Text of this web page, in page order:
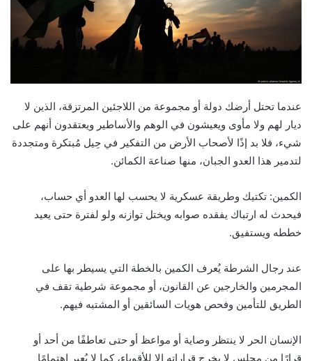
عندما تحتل أرضك دولة أو مجموعة من اللاجئين المرتزقة، الذين لا
ديار لهم ولا مأوى ويعيشون في الوهم والأساطير ويعتقدون أنهم على
شيء، فلا بد إذًا لأصحاب الأرض من التفكير في حِيل مُبتكرة ومتجددة
لتدمير هذا العدو الجبان، منها صناعة الكمائن.
الكمين: تكتيك وطريقة عسكرية لا يحسب لها العدو أي حساب،
فيحدث له ارتباك يفقده صوابه ويختل توازنه ولو لفترة حتى يعيد
خططه ويستفيق.
عند رجال الشرطة يُعرف الكمين بالخطة التي يسيطر بها على
المجرمين والخارجين عن القانون، أو مجموعة شرطية تقف في
الطريق للتأمين وفحص هويات السائقين أو المشتبه فيهم.
الإنسان الحر لا ينتظر وصاية أو مواعظ أو حتى تعاطفًا من أحد أو
قرارًا من مجلس لا يخرج قراراته إلا للأقوياء، كما لا يُعير اهتمامًا